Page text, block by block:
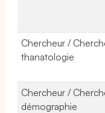
Chercheur /
thanatologie
Chercheur /
démographie